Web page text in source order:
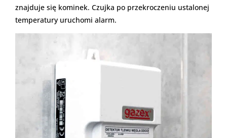
znajduje się kominek. Czujka po przekroczeniu ustalonej
temperatury uruchomi alarm.